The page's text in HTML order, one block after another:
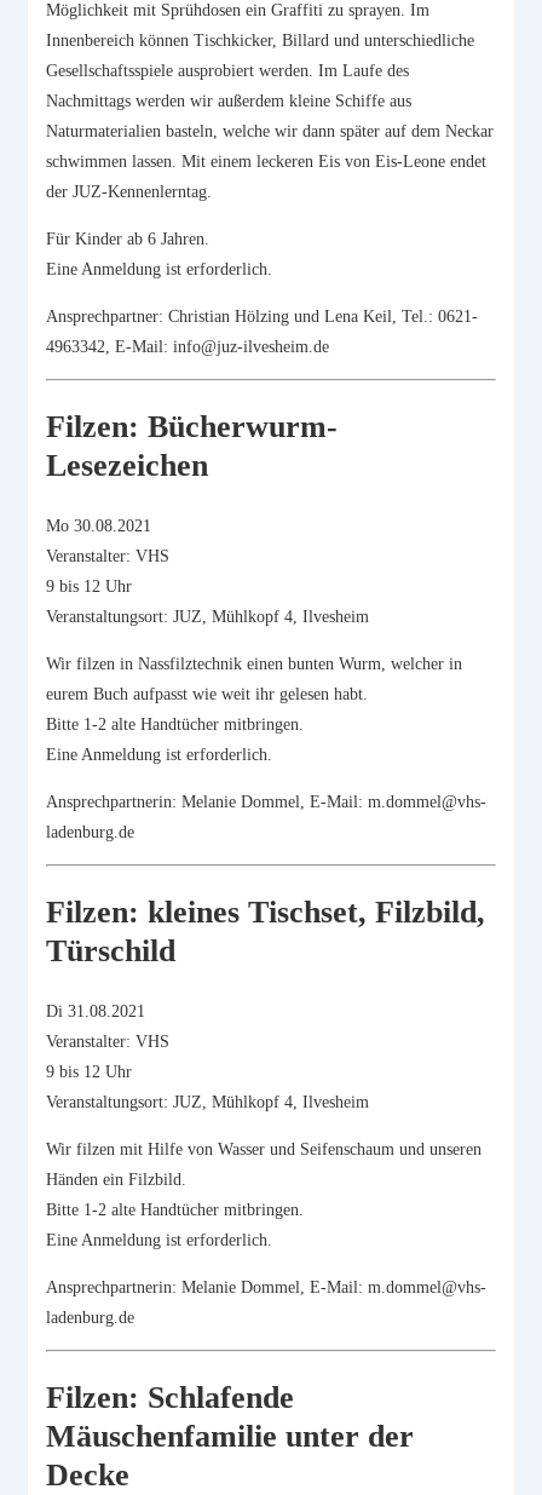
Möglichkeit mit Sprühdosen ein Graffiti zu sprayen. Im
Innenbereich können Tischkicker, Billard und unterschiedliche
Gesellschaftsspiele ausprobiert werden. Im Laufe des
Nachmittags werden wir außerdem kleine Schiffe aus
Naturmaterialien basteln, welche wir dann später auf dem Neckar
schwimmen lassen. Mit einem leckeren Eis von Eis-Leone endet
der JUZ-Kennenlerntag.
Für Kinder ab 6 Jahren.
Eine Anmeldung ist erforderlich.
Ansprechpartner: Christian Hölzing und Lena Keil, Tel.: 0621-
4963342, E-Mail: info@juz-ilvesheim.de
Filzen: Bücherwurm-
Lesezeichen
Mo 30.08.2021
Veranstalter: VHS
9 bis 12 Uhr
Veranstaltungsort: JUZ, Mühlkopf 4, Ilvesheim
Wir filzen in Nassfilztechnik einen bunten Wurm, welcher in
eurem Buch aufpasst wie weit ihr gelesen habt.
Bitte 1-2 alte Handtücher mitbringen.
Eine Anmeldung ist erforderlich.
Ansprechpartnerin: Melanie Dommel, E-Mail: m.dommel@vhs-
ladenburg.de
Filzen: kleines Tischset, Filzbild,
Türschild
Di 31.08.2021
Veranstalter: VHS
9 bis 12 Uhr
Veranstaltungsort: JUZ, Mühlkopf 4, Ilvesheim
Wir filzen mit Hilfe von Wasser und Seifenschaum und unseren
Händen ein Filzbild.
Bitte 1-2 alte Handtücher mitbringen.
Eine Anmeldung ist erforderlich.
Ansprechpartnerin: Melanie Dommel, E-Mail: m.dommel@vhs-
ladenburg.de
Filzen: Schlafende
Mäuschenfamilie unter der
Decke